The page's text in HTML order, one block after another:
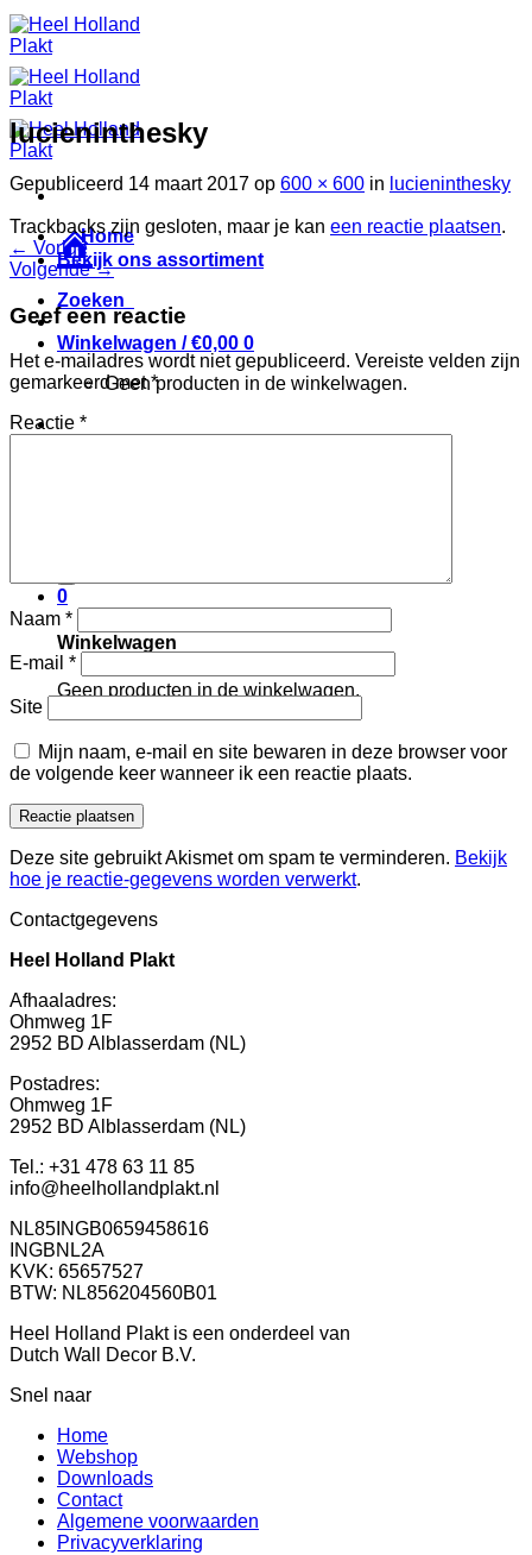
Ga
naar
inhoud
Home
Bekijk ons assortiment
Zoeken
Winkelwagen /€0,00 0
Geen producten in de winkelwagen.
0
Winkelwagen
Geen producten in de winkelwagen.
lucieninthesky
Gepubliceerd 14 maart 2017 op 600 × 600 in lucieninthesky
Trackbacks zijn gesloten, maar je kan een reactie plaatsen.
← Vorige
Volgende→
Geef een reactie
Het e-mailadres wordt niet gepubliceerd. Vereiste velden zijn
gemarkeerd met*
Reactie *
Naam *
E-mail *
Site
Mijn naam, e-mail en site bewaren in deze browser voor
de volgende keer wanneer ik een reactie plaats.
Deze site gebruikt Akismet om spam te verminderen. Bekijk
hoe je reactie-gegevens worden verwerkt.
Contactgegevens
Heel Holland Plakt
Afhaaladres:
Ohmweg 1F
2952 BD Alblasserdam (NL)
Postadres:
Ohmweg 1F
2952 BD Alblasserdam (NL)
Tel.: +31 478 63 11 85
info@heelhollandplakt.nl
NL85INGB0659458616
INGBNL2A
KVK: 65657527
BTW: NL856204560B01
Heel Holland Plakt is een onderdeel van
Dutch Wall Decor B.V.
Snel naar
Home
Webshop
Downloads
Contact
Algemene voorwaarden
Privacyverklaring